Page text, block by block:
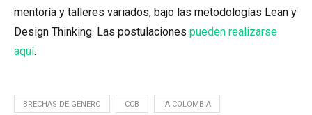
mentoría y talleres variados, bajo las metodologías Lean y
Design Thinking. Las postulaciones pueden realizarse
aquí.
BRECHAS DE GÉNERO CCB IA COLOMBIA